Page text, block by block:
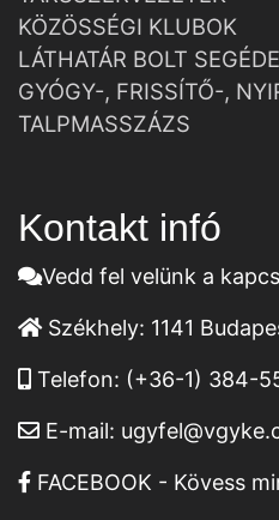
KÖZÖSSÉGI KLUBOK
LÁTHATÁR BOLT
GYÓGY-, FRISSÍTŐ-,
TALPMASSZÁZS
Kontakt infó
Vedd fel velünk a
Székhely: 1141
Telefon: (+36-1) 384-
E-mail:
FACEBOOK - Kövess